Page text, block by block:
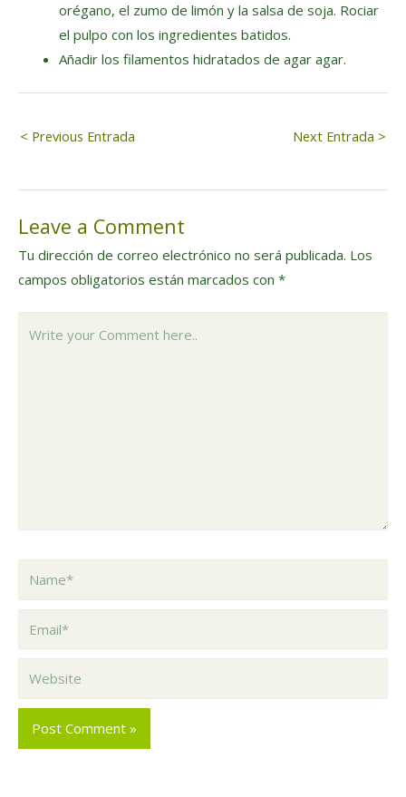
orégano, el zumo de limón y la salsa de soja. Rociar
el pulpo con los ingredientes batidos.
Añadir los filamentos hidratados de agar agar.
Navegación
de
entradas
< Previous Entrada Next Entrada >
Leave a Comment
Tu dirección de correo electrónico no será publicada. Los
campos obligatorios están marcados con *
Website